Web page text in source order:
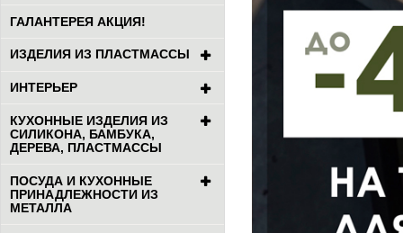
ГАЛАНТЕРЕЯ АКЦИЯ!
ИЗДЕЛИЯ ИЗ ПЛАСТМАССЫ
ИНТЕРЬЕР
КУХОННЫЕ ИЗДЕЛИЯ ИЗ
СИЛИКОНА, БАМБУКА,
ДЕРЕВА, ПЛАСТМАССЫ
ПОСУДА И КУХОННЫЕ
ПРИНАДЛЕЖНОСТИ ИЗ
МЕТАЛЛА